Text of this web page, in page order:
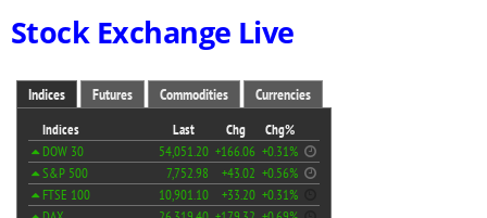
Stock Exchange Live